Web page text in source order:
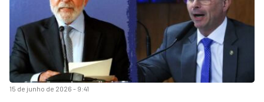
15 de junho de 2026 - 9:41